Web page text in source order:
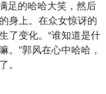
足的哈哈大笑，然后
身上。在众女惊讶的
了变化。“谁知道是什
”郭风在心中哈哈，
。